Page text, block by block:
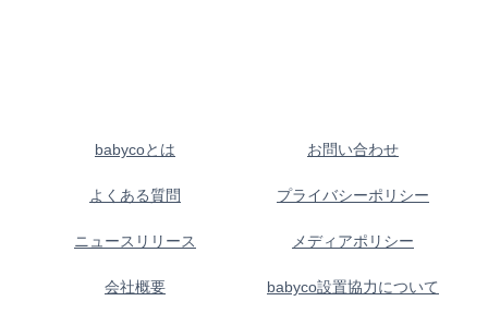
babycoとは お問い合わせ
よくある質問 プライバシーポリシー
ニュースリリース メディアポリシー
会社概要 babyco設置協力について